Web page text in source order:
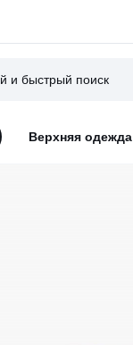
Верхняя одежда